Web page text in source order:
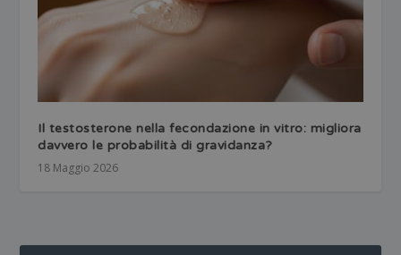
Il testosterone nella fecondazione in vitro: migliora
davvero le probabilità di gravidanza?
18 Maggio 2026